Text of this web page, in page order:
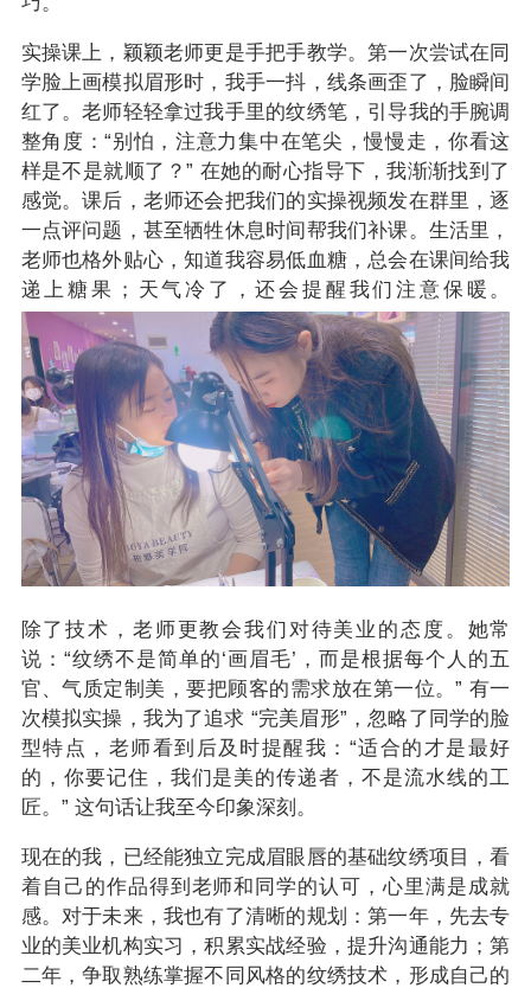
实操课上，颖颖老师更是手把手教学。第一次尝试在同
学脸上画模拟眉形时，我手一抖，线条画歪了，脸瞬间
红了。老师轻轻拿过我手里的纹绣笔，引导我的手腕调
整角度：“别怕，注意力集中在笔尖，慢慢走，你看这
样是不是就顺了？” 在她的耐心指导下，我渐渐找到了
感觉。课后，老师还会把我们的实操视频发在群里，逐
一点评问题，甚至牺牲休息时间帮我们补课。生活里，
老师也格外贴心，知道我容易低血糖，总会在课间给我
递上糖果；天气冷了，还会提醒我们注意保暖。
除了技术，老师更教会我们对待美业的态度。她常
说：“纹绣不是简单的‘画眉毛’，而是根据每个人的五
官、气质定制美，要把顾客的需求放在第一位。” 有一
次模拟实操，我为了追求 “完美眉形”，忽略了同学的脸
型特点，老师看到后及时提醒我：“适合的才是最好
的，你要记住，我们是美的传递者，不是流水线的工
匠。” 这句话让我至今印象深刻。
现在的我，已经能独立完成眉眼唇的基础纹绣项目，看
着自己的作品得到老师和同学的认可，心里满是成就
感。对于未来，我也有了清晰的规划：第一年，先去专
业的美业机构实习，积累实战经验，提升沟通能力；第
二年，争取熟练掌握不同风格的纹绣技术，形成自己的